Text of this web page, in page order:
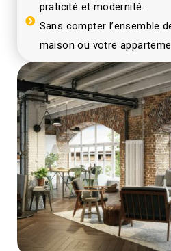
praticité et modernité.
Sans compter l’ensemble
maison ou votre